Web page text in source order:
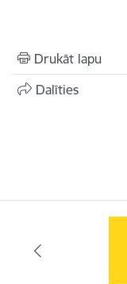
Drukāt lapu
Dalīties